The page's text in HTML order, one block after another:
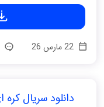
22 مارس 26